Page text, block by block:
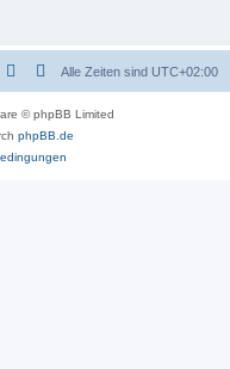
Alle Zeiten sind UTC+02:00
© phpBB Limited
phpBB.de